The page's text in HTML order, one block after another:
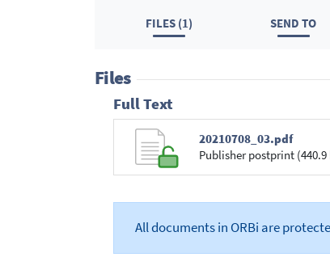
FILES (1) SEND TO
Files
Full Text
20210708_03.pdf
Publisher postprint (440.9
All documents in ORBi are